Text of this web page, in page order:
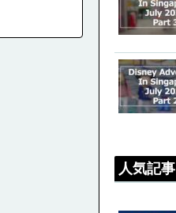
人気記事